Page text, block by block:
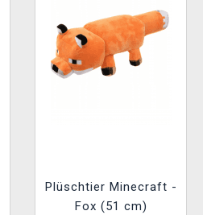
Plüschtier Minecraft -
Fox (51 cm)